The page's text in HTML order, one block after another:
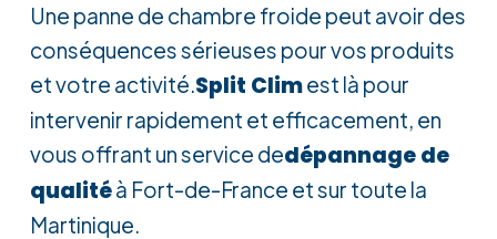
Une panne de chambre froide peut avoir des
conséquences sérieuses pour vos produits
et votre activité.Split Climest là pour
intervenir rapidement et efficacement, en
vous offrant un service dedépannage de
qualitéà Fort-de-France et sur toute la
Martinique.